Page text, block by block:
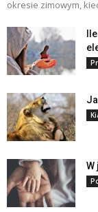
okresie zimowym,
W